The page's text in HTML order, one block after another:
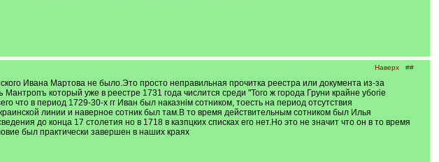
Наверх ##
Ивана Мартова не было.Это просто неправильная прочитка реестра или документа из-за
который уже в реестре 1731 года числится среди "Того ж города Груни крайне убогіе
что в период 1729-30-х гг Иван был наказнім сотником, тоесть на период отсутствия
линии и наверное сотник был там.В то время действительным сотником был Илья
до конца 17 столетия но в 1718 в казпцких списках его нет.Но это не значит что он в то время
был практически завершен в наших краях